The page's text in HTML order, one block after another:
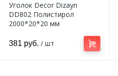
Уголок Decor Dizayn
DD802 Полистирол
2000*20*20 мм
381 руб. / шт